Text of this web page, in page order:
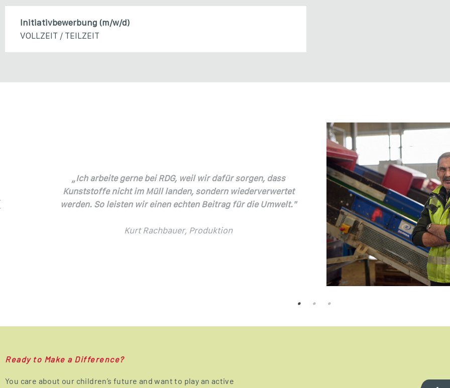
Initiativbewerbung (m/w/d)
VOLLZEIT / TEILZEIT
„Mir hat das Unternehmen RDG auf Anhieb gut gefallen.
Hauptaufgabe ist es, den Extruder zu bedienen. Die
die dahintersteckt, ist extrem interessant und man
ständig was dazu."
Florian Mühlbacher, Produktion
Ready to Make a Difference?
You care about our children’s future and want to play an active